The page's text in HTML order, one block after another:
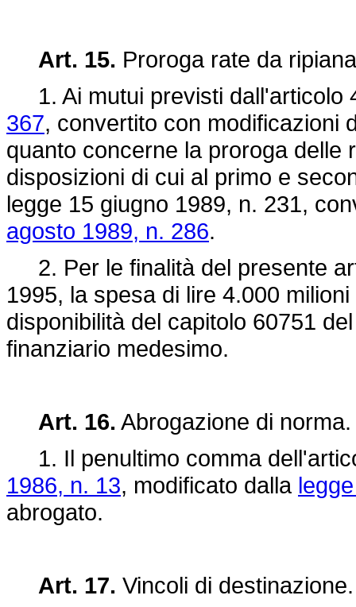
Art. 15. Proroga rate da
1. Ai mutui previsti dall'articolo
367, convertito con modificazioni
quanto concerne la proroga delle
disposizioni di cui al primo e
legge 15 giugno 1989, n. 231,
agosto 1989, n. 286.
2. Per le finalità del presente
1995, la spesa di lire 4.000
disponibilità del capitolo 60751
finanziario medesimo.
Art. 16. Abrogazione di norma.
1. Il penultimo comma
1986, n. 13, modificato dalla
abrogato.
Art. 17. Vincoli di